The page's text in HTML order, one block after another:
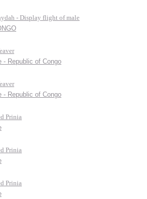
- Display flight of male
- Republic of Congo
- Republic of Congo
Prinia
Prinia
Prinia